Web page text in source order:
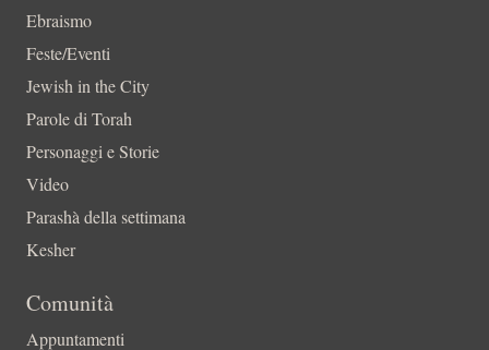
Ebraismo
Feste/Eventi
Jewish in the City
Parole di Torah
Personaggi e Storie
Video
Parashà della settimana
Kesher
Comunità
Appuntamenti